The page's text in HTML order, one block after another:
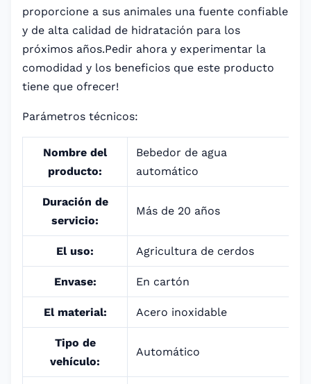
proporcione a sus animales una fuente confiable
y de alta calidad de hidratación para los
próximos años.Pedir ahora y experimentar la
comodidad y los beneficios que este producto
tiene que ofrecer!
Parámetros técnicos:
Nombre del
producto:
Bebedor de agua
automático
Duración de
servicio:
Más de 20 años
El uso: Agricultura de cerdos
Envase: En cartón
El material: Acero inoxidable
Tipo de
vehículo:
Automático